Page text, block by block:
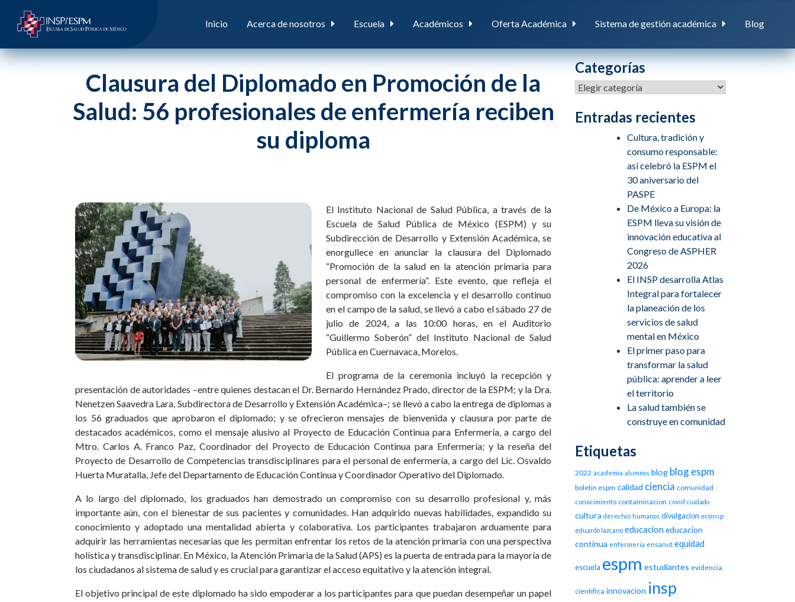
Inicio Acerca de nosotros Escuela Académicos Oferta Académica Sistema de gestión académica Blog
Clausura del Diplomado en Promoción de la
Salud: 56 profesionales de enfermería reciben
su diploma
El Instituto Nacional de Salud Pública, a través de la
Escuela de Salud Pública de México (ESPM) y su
Subdirección de Desarrollo y Extensión Académica, se
enorgullece en anunciar la clausura del Diplomado
“Promoción de la salud en la atención primaria para
personal de enfermería”. Este evento, que refleja el
compromiso con la excelencia y el desarrollo continuo
en el campo de la salud, se llevó a cabo el sábado 27 de
julio de 2024, a las 10:00 horas, en el Auditorio
“Guillermo Soberón” del Instituto Nacional de Salud
Pública en Cuernavaca, Morelos.
El programa de la ceremonia incluyó la recepción y
presentación de autoridades –entre quienes destacan el Dr. Bernardo Hernández Prado, director de la ESPM; y la Dra.
Nenetzen Saavedra Lara, Subdirectora de Desarrollo y Extensión Académica–; se llevó a cabo la entrega de diplomas a
los 56 graduados que aprobaron el diplomado; y se ofrecieron mensajes de bienvenida y clausura por parte de
destacados académicos, como el mensaje alusivo al Proyecto de Educación Continua para Enfermería, a cargo del
Mtro. Carlos A. Franco Paz, Coordinador del Proyecto de Educación Continua para Enfermería; y la reseña del
Proyecto de Desarrollo de Competencias transdisciplinares para el personal de enfermería, a cargo del Lic. Osvaldo
Huerta Muratalla, Jefe del Departamento de Educación Continua y Coordinador Operativo del Diplomado.
A lo largo del diplomado, los graduados han demostrado un compromiso con su desarrollo profesional y, más
importante aún, con el bienestar de sus pacientes y comunidades. Han adquirido nuevas habilidades, expandido su
conocimiento y adoptado una mentalidad abierta y colaborativa. Los participantes trabajaron arduamente para
adquirir las herramientas necesarias que les permitan enfrentar los retos de la atención primaria con una perspectiva
holística y transdisciplinar. En México, la Atención Primaria de la Salud (APS) es la puerta de entrada para la mayoría de
los ciudadanos al sistema de salud y es crucial para garantizar el acceso equitativo y la atención integral.
El objetivo principal de este diplomado ha sido empoderar a los participantes para que puedan desempeñar un papel
Categorías
Entradas recientes
Cultura, tradición y
consumo responsable:
así celebró la ESPM el
30 aniversario del
PASPE
De México a Europa: la
ESPM lleva su visión de
innovación educativa al
Congreso de ASPHER
2026
El INSP desarrolla Atlas
Integral para fortalecer
la planeación de los
servicios de salud
mental en México
El primer paso para
transformar la salud
pública: aprender a leer
el territorio
La salud también se
construye en comunidad
Etiquetas
2022 academia alumnos blog blog espm
boletin espm calidad ciencia comunidad
conocimiento contaminacion covid cuidado
cultura derechos humanos divulgacion ecoinsp
eduardo lazcano educacion educacion
continua enfermeria ensanut equidad
escuela espm estudiantes evidencia
cientifica innovacion insp